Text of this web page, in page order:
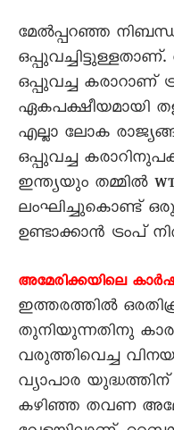
മേൽപ്പറഞ്ഞ
ഒപ്പുവച്ച കരാറാണ്
ഏകപക്ഷീയമായി
എല്ലാ ലോക
ഒപ്പുവച്ച
ഇന്ത്യയും തമ്മിൽ
ലംഘിച്ചുകൊണ്ട്
ഉണ്ടാക്കാൻ ട്രംപ്
അമേരിക്കയിലെ
ഇത്തരത്തിൽ
തുനിയുന്നതിനു
വരുത്തിവെച്ച
വ്യാപാര യുദ്ധത്തിന്
കഴിഞ്ഞ തവണ